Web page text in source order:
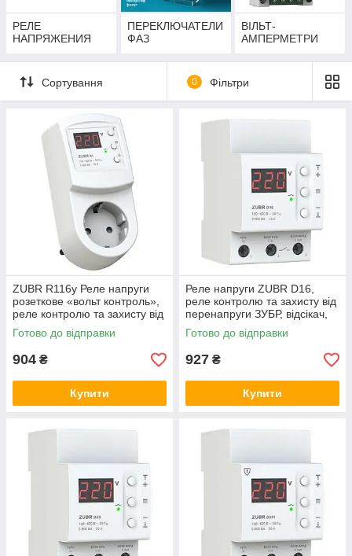
РЕЛЕ
НАПРЯЖЕНИЯ
ПЕРЕКЛЮЧАТЕЛИ
ФАЗ
ВІЛЬТ-
АМПЕРМЕТРИ
Сортування 0 Фільтри
ZUBR R116y Реле напруги
розеткове «вольт контроль»,
реле контролю та захисту від
перенапруги ЗУБР
Готово до відправки
904 ₴
Купити
Реле напруги ZUBR D16,
реле контролю та захисту від
перенапруги ЗУБР, відсікач,
бар'єр
Готово до відправки
927 ₴
Купити